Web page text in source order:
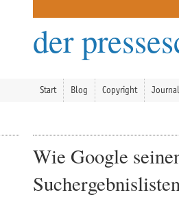
der
Start Blog Copyright
Wie Google